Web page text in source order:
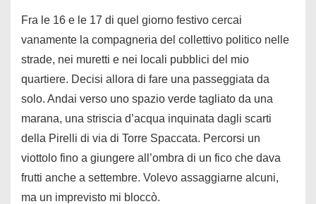
Fra le 16 e le 17 di quel giorno festivo cercai
vanamente la compagneria del collettivo politico nelle
strade, nei muretti e nei locali pubblici del mio
quartiere. Decisi allora di fare una passeggiata da
solo. Andai verso uno spazio verde tagliato da una
marana, una striscia d’acqua inquinata dagli scarti
della Pirelli di via di Torre Spaccata. Percorsi un
viottolo fino a giungere all’ombra di un fico che dava
frutti anche a settembre. Volevo assaggiarne alcuni,
ma un imprevisto mi bloccò.